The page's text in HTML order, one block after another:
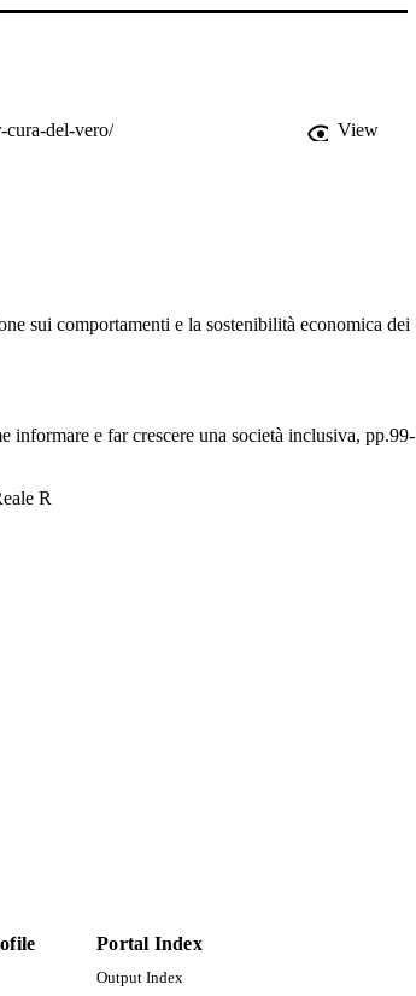
cura-del-vero/ View
sui comportamenti e la sostenibilità economica dei
informare e far crescere una società inclusiva, pp.99-
R
Portal Index
Output Index